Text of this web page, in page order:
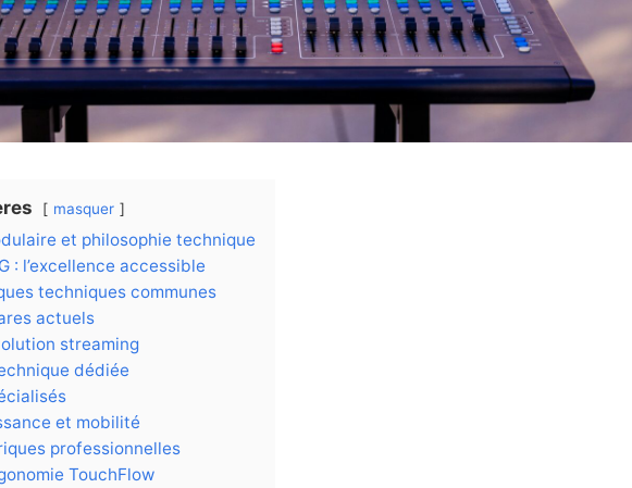
masquer
et philosophie technique
: l’excellence accessible
techniques communes
actuels
streaming
dédiée
et mobilité
professionnelles
TouchFlow